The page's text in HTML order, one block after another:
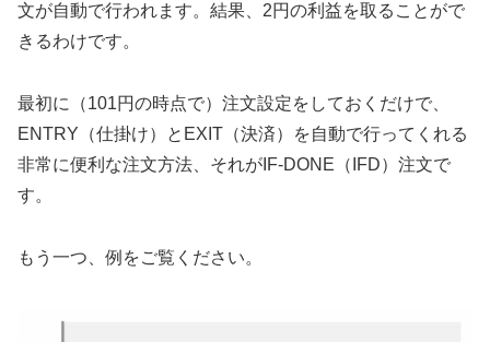
文が自動で行われます。結果、2円の利益を取ることがで
きるわけです。
最初に（101円の時点で）注文設定をしておくだけで、
ENTRY（仕掛け）とEXIT（決済）を自動で行ってくれる
非常に便利な注文方法、それがIF-DONE（IFD）注文で
す。
もう一つ、例をご覧ください。